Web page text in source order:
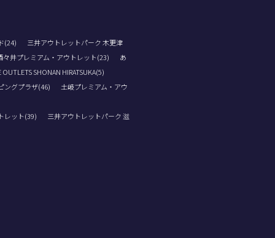
(24)
三井アウトレットパーク 木更津
々井プレミアム・アウトレット(23)
あ
OUTLETS SHONAN HIRATSUKA(5)
ングプラザ(46)
土岐プレミアム・アウ
レット(39)
三井アウトレットパーク 滋